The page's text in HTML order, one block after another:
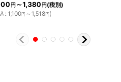
円～1,380 円(税別)
: 1,100円 ～1,518円)